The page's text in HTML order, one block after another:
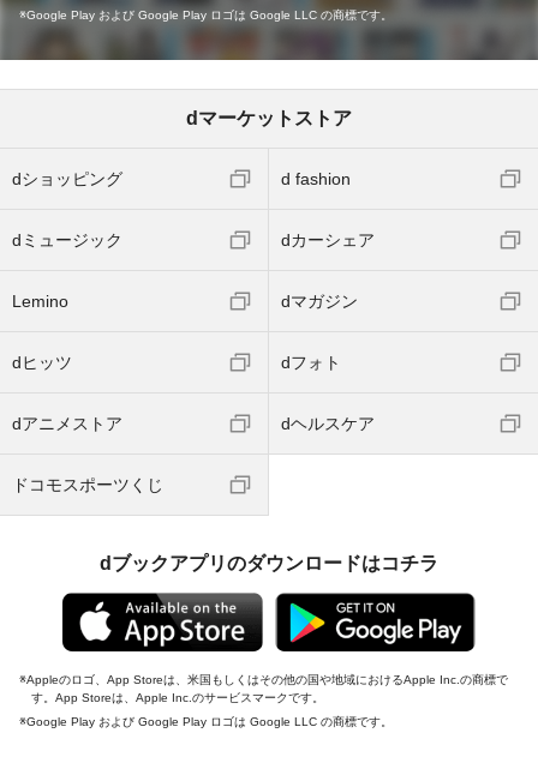
Google Play および Google Play ロゴは Google LLC の商標です。
dマーケットストア
dショッピング d fashion
dミュージック dカーシェア
Lemino dマガジン
dヒッツ dフォト
dアニメストア dヘルスケア
ドコモスポーツくじ
dブックアプリのダウンロードはコチラ
Appleのロゴ、App Storeは、米国もしくはその他の国や地域におけるApple Inc.の商標で
す。App Storeは、Apple Inc.のサービスマークです。
Google Play および Google Play ロゴは Google LLC の商標です。